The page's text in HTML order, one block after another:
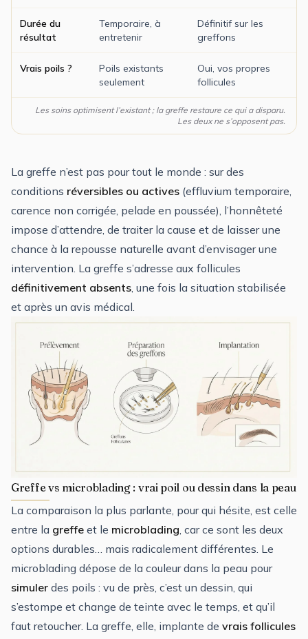
Durée du
résultat
Temporaire, à
entretenir
Définitif sur les
greffons
Vrais poils ?
Poils existants
seulement
Oui, vos propres
follicules
Les soins optimisent l’existant ; la greffe restaure ce qui a disparu.
Les deux ne s’opposent pas.
La greffe n’est pas pour tout le monde : sur des
conditions réversibles ou actives (effluvium temporaire,
carence non corrigée, pelade en poussée), l’honnêteté
impose d’attendre, de traiter la cause et de laisser une
chance à la repousse naturelle avant d’envisager une
intervention. La greffe s’adresse aux follicules
définitivement absents, une fois la situation stabilisée
et après un avis médical.
Greffe vs microblading : vrai poil ou dessin dans la peau
La comparaison la plus parlante, pour qui hésite, est celle
entre la greffe et le microblading , car ce sont les deux
options durables… mais radicalement différentes. Le
microblading dépose de la couleur dans la peau pour
simuler des poils : vu de près, c’est un dessin, qui
s’estompe et change de teinte avec le temps, et qu’il
faut retoucher. La greffe, elle, implante de vrais follicules